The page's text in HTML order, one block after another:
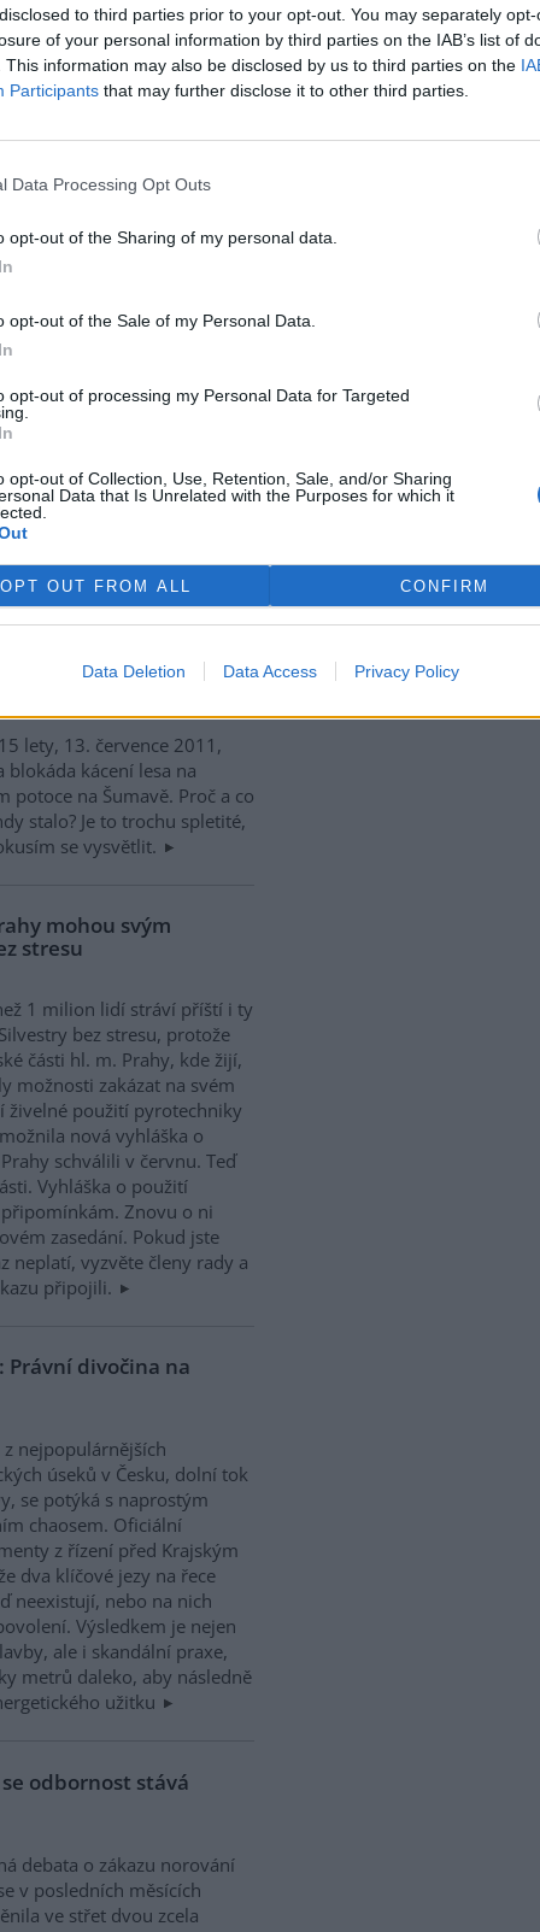
to third parties prior to your opt-out. You may separately
of your personal information by third parties on the IAB’s list of
This information may also be disclosed by us to third parties on the
Participants that may further disclose it to other third parties.
Data Processing Opt Outs
opt-out of the Sharing of my personal data.
opt-out of the Sale of my Personal Data.
opt-out of processing my Personal Data for Targeted
opt-out of Collection, Use, Retention, Sale, and/or Sharing
Data that Is Unrelated with the Purposes for which it
OPT OUT FROM ALL CONFIRM
Data Deletion Data Access Privacy Policy
schizofrenie
ČR
podobné chráněné
Chce vedení AOPK za
jen vyvinit ze zásadního
zpevněné
o neodkladné
se v těchto dnech
ve staveniště: bagry,
dvě dodávky, hromada
stalo na Ptačím
lety, 13. července 2011,
blokáda kácení lesa na
potoce na Šumavě. Proč a co
stalo? Je to trochu spletité,
se vysvětlit.
mohou svým
stresu
1 milion lidí stráví příští i ty
bez stresu, protože
části hl. m. Prahy, kde žijí,
možnosti zakázat na svém
živelné použití pyrotechniky
nová vyhláška o
schválili v červnu. Teď
Vyhláška o použití
Znovu o ni
zasedání. Pokud jste
neplatí, vyzvěte členy rady a
připojili.
divočina na
z nejpopulárnějších
úseků v Česku, dolní tok
se potýká s naprostým
chaosem. Oficiální
z řízení před Krajským
dva klíčové jezy na řece
neexistují, nebo na nich
Výsledkem je nejen
ale i skandální praxe,
metrů daleko, aby následně
užitku
odbornost stává
debata o zákazu norování
v posledních měsících
ve střet dvou zcela